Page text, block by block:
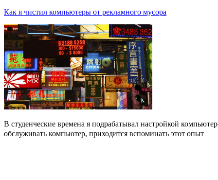
Как я чистил компьютеры от рекламного мусора
В студенческие времена я подрабатывал настройкой
обслуживать компьютер, приходится вспоминать этот опыт